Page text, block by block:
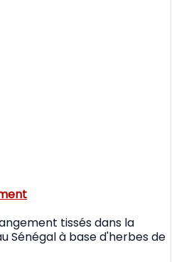
tissés dans la
Sénégal à base d'herbes de